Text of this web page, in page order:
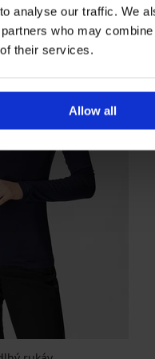
analyse our traffic. We
who may
their services.
Allow all